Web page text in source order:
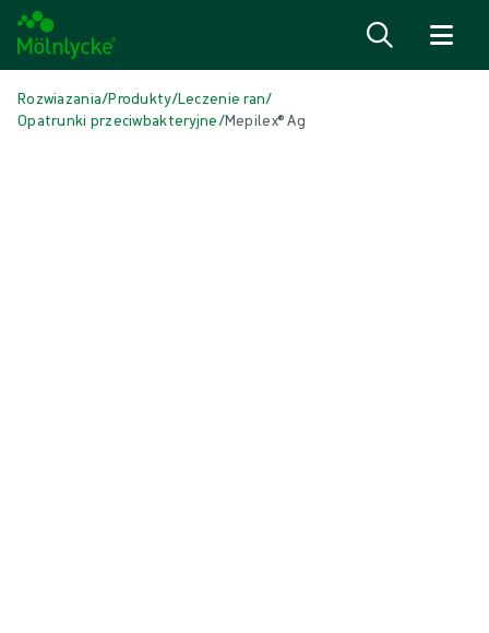
Rozwiazania/Produkty/Leczenie ran/
Opatrunki przeciwbakteryjne/Mepilex® Ag